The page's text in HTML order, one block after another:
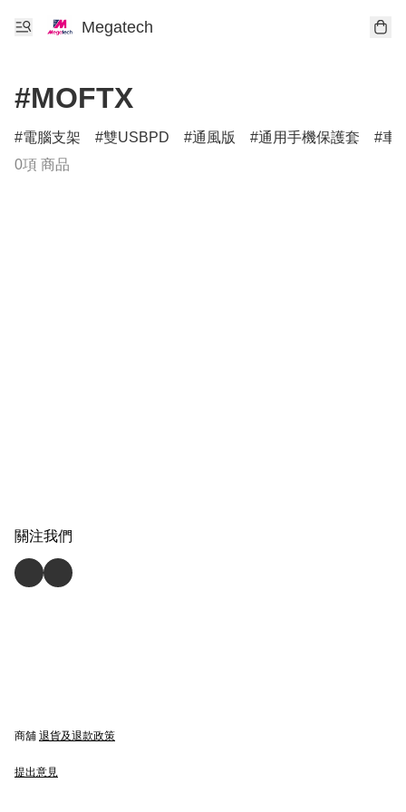
Megatech
#MOFTX
電腦支架 雙USBPD 通風版 通用手機保護套
車
0項 商品
關注我們
商舖 退貨及退款政策
提出意見